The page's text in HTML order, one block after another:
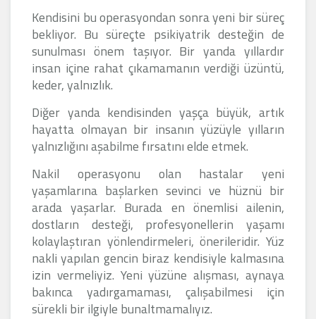
Kendisini bu operasyondan sonra yeni bir süreç
bekliyor. Bu süreçte psikiyatrik desteğin de
sunulması önem taşıyor. Bir yanda yıllardır
insan içine rahat çıkamamanın verdiği üzüntü,
keder, yalnızlık.
Diğer yanda kendisinden yaşça büyük, artık
hayatta olmayan bir insanın yüzüyle yılların
yalnızlığını aşabilme fırsatını elde etmek.
Nakil operasyonu olan hastalar yeni
yaşamlarına başlarken sevinci ve hüznü bir
arada yaşarlar. Burada en önemlisi ailenin,
dostların desteği, profesyonellerin yaşamı
kolaylaştıran yönlendirmeleri, önerileridir. Yüz
nakli yapılan gencin biraz kendisiyle kalmasına
izin vermeliyiz. Yeni yüzüne alışması, aynaya
bakınca yadırgamaması, çalışabilmesi için
sürekli bir ilgiyle bunaltmamalıyız.